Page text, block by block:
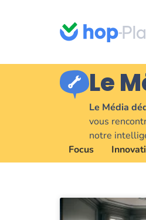
Le
Le Média
vous
notre
Focus